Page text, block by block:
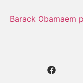
Barack Obamaem